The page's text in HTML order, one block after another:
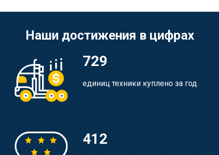
Наши достижения в цифрах
729
единиц техники куплено за год
412